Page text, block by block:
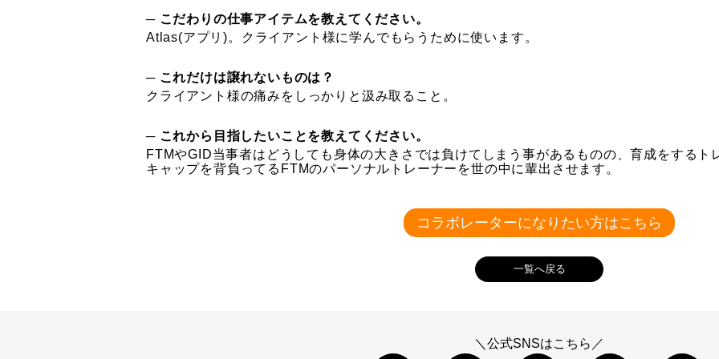
─ こだわりの仕事アイテムを教えてください。
Atlas(アプリ)。クライアント様に学んでもらうために使います。
─ これだけは譲れないものは？
クライアント様の痛みをしっかりと汲み取ること。
─ これから目指したいことを教えてください。
FTMやGID当事者はどうしても身体の大きさでは負けてしまう事があるものの、育成をするト
キャップを背負ってるFTMのパーソナルトレーナーを世の中に輩出させます。
コラボレーターになりたい方はこちら
一覧へ戻る
＼公式SNSはこちら／